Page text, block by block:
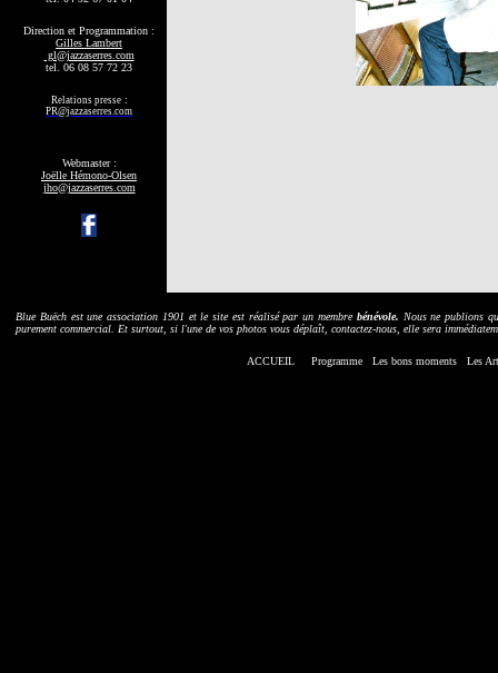
Direction et Programmation :
Gilles Lambert
gl@jazzaserres.com
tel. 06 08 57 72 23
Relations presse:
PR@jazzaserres.com
Webmaster :
Joëlle Hémono-Olsen
jho@jazzaserres.com
Blue Buëch est une association 1901 et le site est réalisé par un membre bénévole. Nous ne publions
purement commercial. Et surtout, si l'une de vos photos vous déplaît, contactez-nous, elle sera
ACCUEIL Programme Les bons moments Les